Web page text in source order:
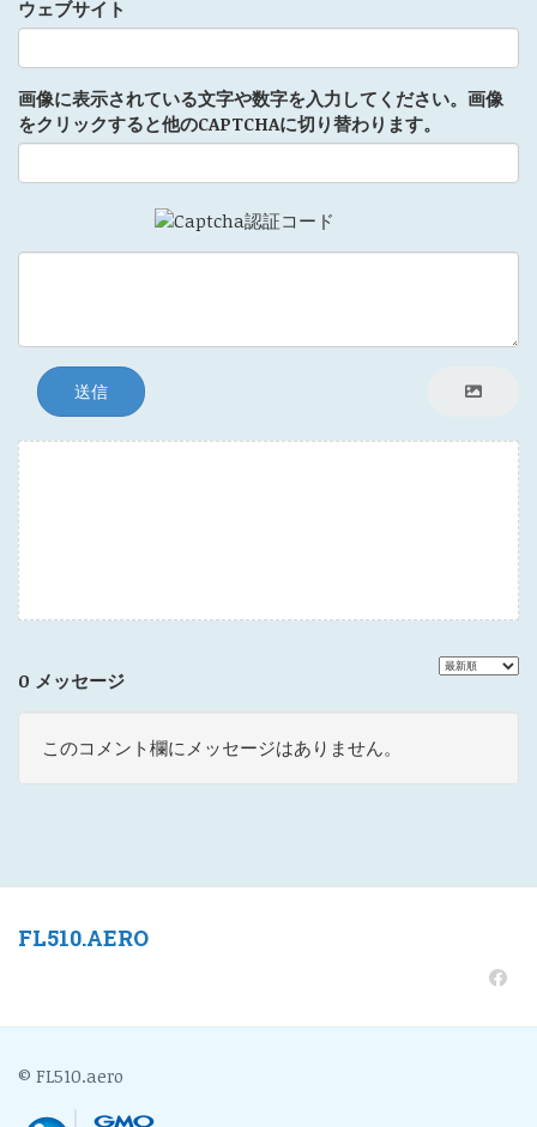
ウェブサイト
画像に表示されている文字や数字を入力してください。画像
をクリックすると他のCAPTCHAに切り替わります。
送信
0 メッセージ
このコメント欄にメッセージはありません。
FL510.AERO
© FL510.aero